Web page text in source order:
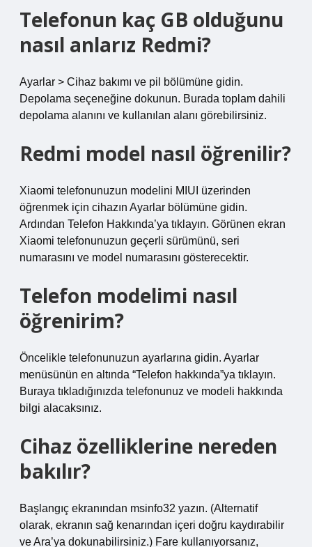
Telefonun kaç GB olduğunu
nasıl anlarız Redmi?
Ayarlar > Cihaz bakımı ve pil bölümüne gidin.
Depolama seçeneğine dokunun. Burada toplam dahili
depolama alanını ve kullanılan alanı görebilirsiniz.
Redmi model nasıl öğrenilir?
Xiaomi telefonunuzun modelini MIUI üzerinden
öğrenmek için cihazın Ayarlar bölümüne gidin.
Ardından Telefon Hakkında’ya tıklayın. Görünen ekran
Xiaomi telefonunuzun geçerli sürümünü, seri
numarasını ve model numarasını gösterecektir.
Telefon modelimi nasıl
öğrenirim?
Öncelikle telefonunuzun ayarlarına gidin. Ayarlar
menüsünün en altında “Telefon hakkında”ya tıklayın.
Buraya tıkladığınızda telefonunuz ve modeli hakkında
bilgi alacaksınız.
Cihaz özelliklerine nereden
bakılır?
Başlangıç ​​ekranından msinfo32 yazın. (Alternatif
olarak, ekranın sağ kenarından içeri doğru kaydırabilir
ve Ara’ya dokunabilirsiniz.) Fare kullanıyorsanız,